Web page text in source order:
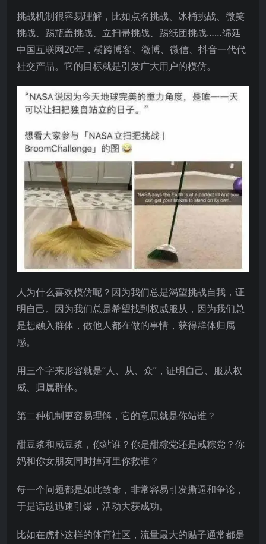
挑战机制很容易理解，比如点名挑战、冰桶挑战、微笑
挑战、踢瓶盖挑战、立扫帚挑战、踢纸团挑战……绵延
中国互联网20年，横跨博客、微博、微信、抖音一代代
社交产品。它的目标就是引发广大用户的模仿。
人为什么喜欢模仿呢？因为我们总是渴望挑战自我，证
明自己。因为我们总是希望找到权威服从，因为我们总
是想融入群体，做他人都在做的事情，获得群体归属
感。
用三个字来形容就是“人、从、众”，证明自己、服从权
威、归属群体。
第二种机制更容易理解，它的意思就是你站谁？
甜豆浆和咸豆浆，你站谁？你是甜粽党还是咸粽党？你
妈和你女朋友同时掉河里你救谁？
每一个问题都是如此致命，非常容易引发撕逼和争论，
于是话题迅速引爆，活动大获成功。
比如在虎扑这样的体育社区，流量最大的贴子通常都是